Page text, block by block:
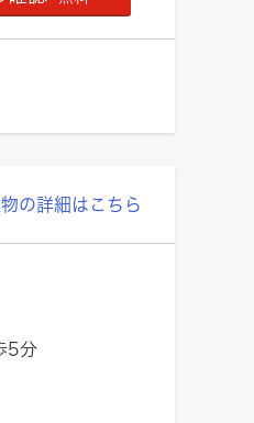
の詳細はこちら
5分